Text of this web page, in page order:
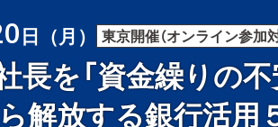
日（月） 東京開催（オンライン参加
長を「資金繰りの不
ら解放する銀行活用